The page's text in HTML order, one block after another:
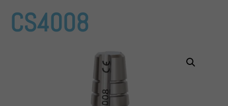
CS4008